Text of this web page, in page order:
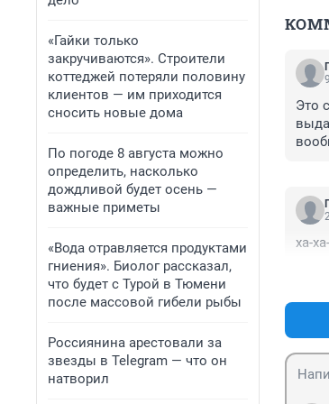
«Гайки только
закручиваются». Строители
коттеджей потеряли половину
клиентов — им приходится
сносить новые дома
По погоде 8 августа можно
определить, насколько
дождливой будет осень —
важные приметы
«Вода отравляется продуктами
гниения». Биолог рассказал,
что будет с Турой в Тюмени
после массовой гибели рыбы
Россиянина арестовали за
звезды в Telegram — что он
натворил
Это
ха-